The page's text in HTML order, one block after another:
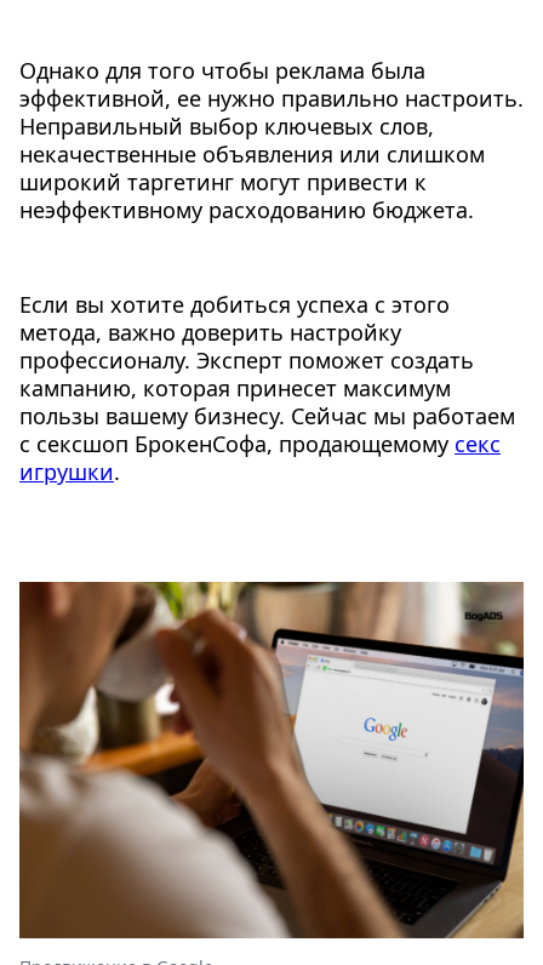
Однако для того чтобы реклама была
эффективной, ее нужно правильно настроить.
Неправильный выбор ключевых слов,
некачественные объявления или слишком
широкий таргетинг могут привести к
неэффективному расходованию бюджета.
Если вы хотите добиться успеха с этого
метода, важно доверить настройку
профессионалу. Эксперт поможет создать
кампанию, которая принесет максимум
пользы вашему бизнесу. Cейчас мы работаем
с сексшоп БрокенСофа, продающемому секс
игрушки.